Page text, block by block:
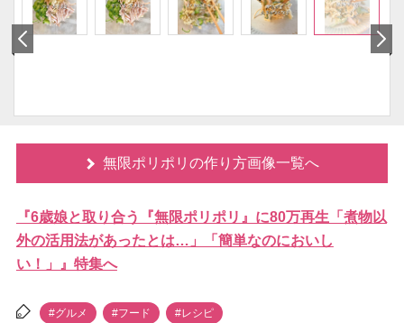
無限ポリポリの作り方画像一覧へ
『6歳娘と取り合う『無限ポリポリ』に80万再生「煮物以
外の活用法があったとは…」「簡単なのにおいし
い！」』特集へ
#グルメ #フード #レシピ